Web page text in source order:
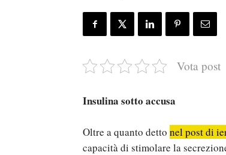
Vota post
Insulina sotto accusa
Oltre a quanto detto nel post di
capacità di stimolare la